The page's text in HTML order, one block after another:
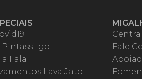
Pintassilgo
Fala
Lava Jato
Fale